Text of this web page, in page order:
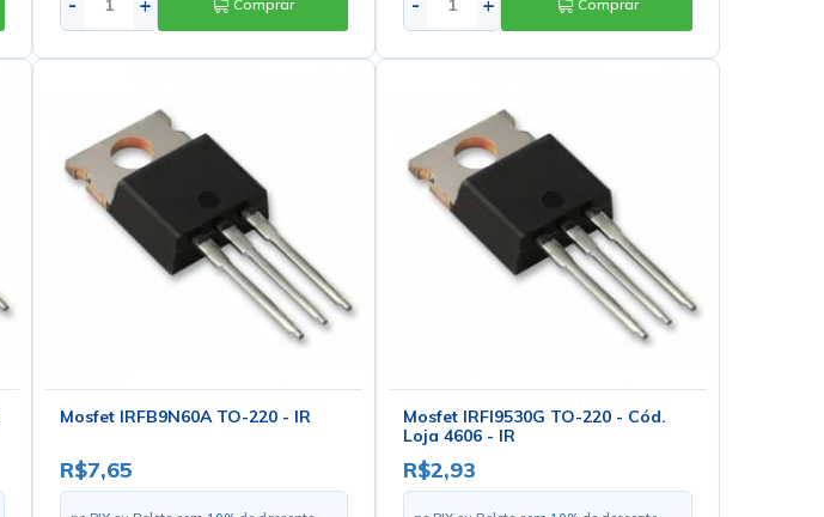
Comprar Comprar
Mosfet IRFB9N60A TO-220 - IR
R$7,65
Mosfet IRFI9530G TO-220 - Cód.
Loja 4606 - IR
R$2,93